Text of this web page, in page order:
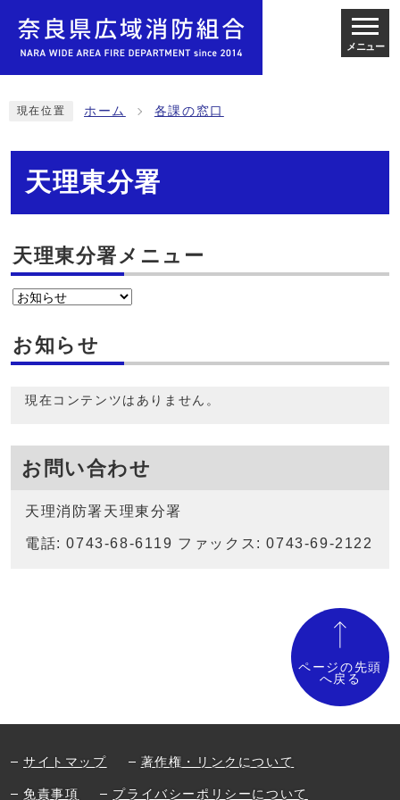
メニュー
現在位置 ホーム 各課の窓口
天理東分署
天理東分署メニュー
お知らせ
現在コンテンツはありません。
お問い合わせ
天理消防署天理東分署
電話: 0743-68-6119 ファックス: 0743-69-2122
ページの先頭
へ戻る
サイトマップ 著作権・リンクについて
免責事項 プライバシーポリシーについて